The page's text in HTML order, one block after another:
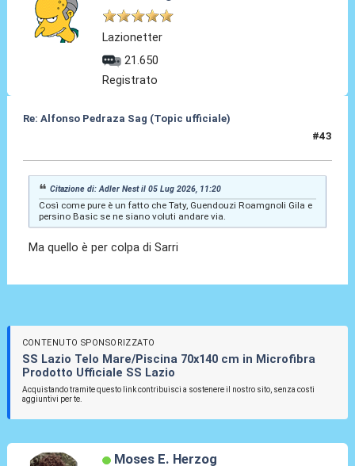
Lazionetter
21.650
Registrato
Re: Alfonso Pedraza Sag (Topic ufficiale)
#43
Citazione di: Adler Nest il 05 Lug 2026, 11:20
Così come pure è un fatto che Taty, Guendouzi Roamgnoli Gila e
persino Basic se ne siano voluti andare via.
Ma quello è per colpa di Sarri
CONTENUTO SPONSORIZZATO
SS Lazio Telo Mare/Piscina 70x140 cm in Microfibra
Prodotto Ufficiale SS Lazio
Acquistando tramite questo link contribuisci a sostenere il nostro sito, senza costi
aggiuntivi per te.
Moses E. Herzog